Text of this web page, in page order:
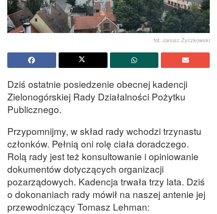
fot. Janusz Życzkowski
Dziś ostatnie posiedzenie obecnej kadencji
Zielonogórskiej Rady Działalności Pożytku
Publicznego.
Przypomnijmy, w skład rady wchodzi trzynastu
członków. Pełnią oni rolę ciała doradczego.
Rolą rady jest też konsultowanie i opiniowanie
dokumentów dotyczących organizacji
pozarządowych. Kadencja trwała trzy lata. Dziś
o dokonaniach rady mówił na naszej antenie jej
przewodniczący Tomasz Lehman: